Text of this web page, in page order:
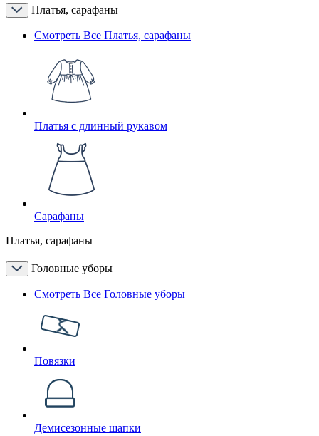
Платья, сарафаны
Смотреть Все Платья, сарафаны
Платья с длинный рукавом
Сарафаны
Платья, сарафаны
Головные уборы
Смотреть Все Головные уборы
Повязки
Демисезонные шапки